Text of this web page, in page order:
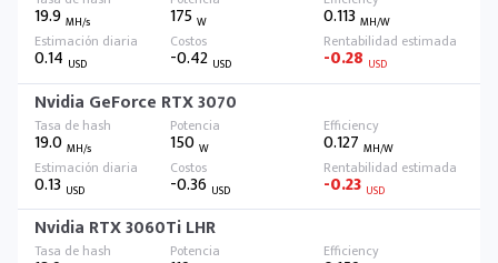
19.9 MH/s 175W 0.113 MH/W
0.14 USD -0.42 USD -0.28 USD
Nvidia GeForce RTX 3070
19.0 MH/s 150W 0.127 MH/W
0.13 USD -0.36 USD -0.23 USD
Nvidia RTX 3060Ti LHR